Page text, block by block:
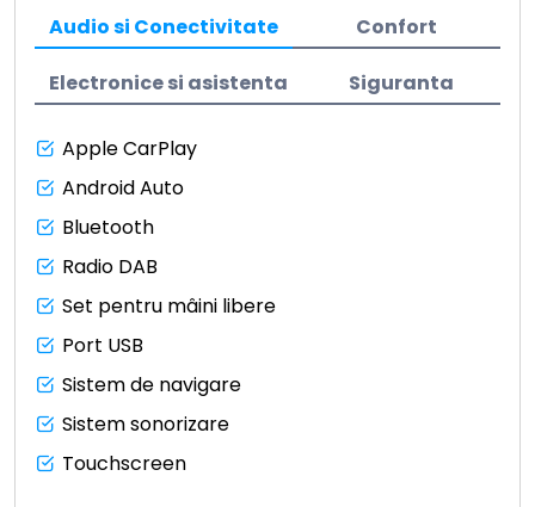
Audio si Conectivitate Confort
Electronice si asistenta Siguranta
Apple CarPlay
Android Auto
Bluetooth
Radio DAB
Set pentru mâini libere
Port USB
Sistem de navigare
Sistem sonorizare
Touchscreen